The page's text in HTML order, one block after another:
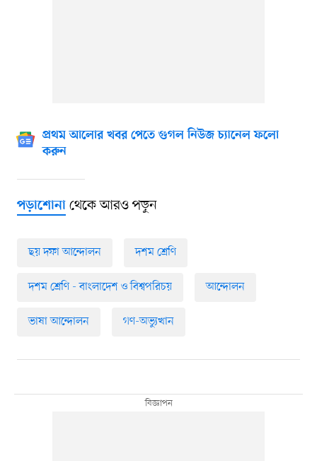
প্রথম আলোর খবর পেতে গুগল নিউজ চ্যানেল ফলো
করুন
পড়াশোনাথেকে আরও পড়ুন
ছয় দফা আন্দোলন দশম শ্রেণি
দশম শ্রেণি - বাংলাদেশ ও বিশ্বপরিচয় আন্দোলন
ভাষা আন্দোলন গণ-অভ্যুত্থান